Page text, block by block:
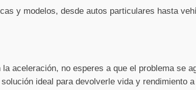
y modelos, desde autos particulares hasta
aceleración, no esperes a que el problema se
ideal para devolverle vida y rendimiento